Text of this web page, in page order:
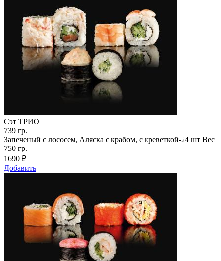
Сэт ТРИО
739 гр.
Запеченый с лососем, Аляска с крабом, с креветкой-24 шт Вес
750 гр.
1690 ₽
Добавить